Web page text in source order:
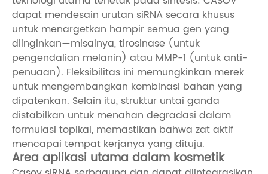
dapat mendesain urutan siRNA secara khusus
untuk menargetkan hampir semua gen yang
diinginkan—misalnya, tirosinase (untuk
pengendalian melanin) atau MMP-1 (untuk anti-
penuaan). Fleksibilitas ini memungkinkan merek
untuk mengembangkan kombinasi bahan yang
dipatenkan. Selain itu, struktur untai ganda
distabilkan untuk menahan degradasi dalam
formulasi topikal, memastikan bahwa zat aktif
mencapai tempat kerjanya yang dituju.
Area aplikasi utama dalam kosmetik